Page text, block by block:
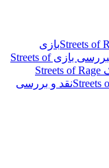
بازی
بررسی بازی Streets of
گرافیک Streets of Rage
نقد و بررسی